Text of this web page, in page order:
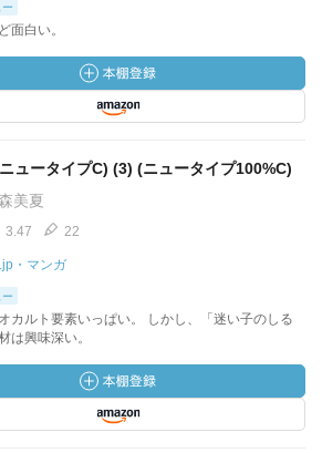
面白い。
ュータイプC) (3) (ニュータイプ100%C)
美夏
3.47 22
・マンガ
カルト要素いっぱい。 しかし、「迷い子のしる
は興味深い。